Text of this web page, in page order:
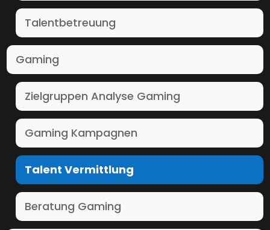
.r
.
Talentbetreuung
Gaming
Zielgruppen Analyse Gaming
Gaming Kampagnen
Talent Vermittlung
Beratung Gaming